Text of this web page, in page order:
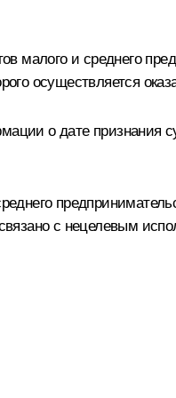
малого и среднего
осуществляется
о дате признания
с нецелевым